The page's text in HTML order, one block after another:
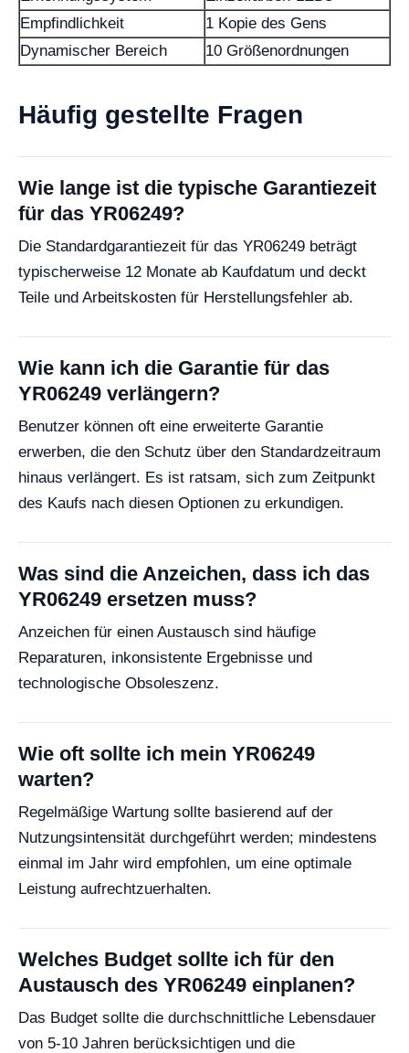
Empfindlichkeit
1 Kopie des Gens
Dynamischer Bereich
10 Größenordnungen
Häufig gestellte Fragen
Wie lange ist die typische Garantiezeit
für das YR06249?
Die Standardgarantiezeit für das YR06249 beträgt
typischerweise 12 Monate ab Kaufdatum und deckt
Teile und Arbeitskosten für Herstellungsfehler ab.
Wie kann ich die Garantie für das
YR06249 verlängern?
Benutzer können oft eine erweiterte Garantie
erwerben, die den Schutz über den Standardzeitraum
hinaus verlängert. Es ist ratsam, sich zum Zeitpunkt
des Kaufs nach diesen Optionen zu erkundigen.
Was sind die Anzeichen, dass ich das
YR06249 ersetzen muss?
Anzeichen für einen Austausch sind häufige
Reparaturen, inkonsistente Ergebnisse und
technologische Obsoleszenz.
Wie oft sollte ich mein YR06249
warten?
Regelmäßige Wartung sollte basierend auf der
Nutzungsintensität durchgeführt werden; mindestens
einmal im Jahr wird empfohlen, um eine optimale
Leistung aufrechtzuerhalten.
Welches Budget sollte ich für den
Austausch des YR06249 einplanen?
Das Budget sollte die durchschnittliche Lebensdauer
von 5-10 Jahren berücksichtigen und die